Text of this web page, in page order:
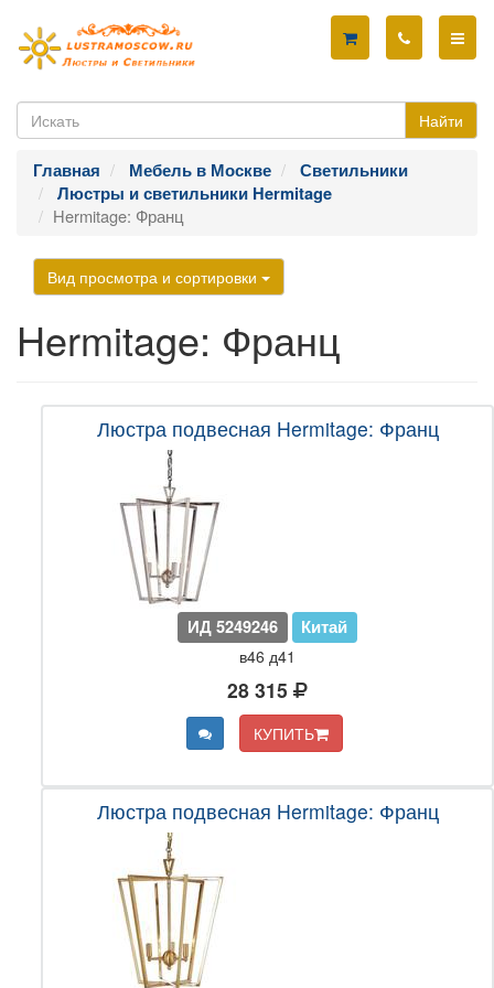
Найти
Главная Мебель в Москве
Светильники
Люстры и светильники Hermitage
Hermitage: Франц
Вид просмотра и сортировки
Hermitage: Франц
Люстра подвесная Hermitage: Франц
ИД 5249246 Китай
в46 д41
28 315
КУПИТЬ
Люстра подвесная Hermitage: Франц